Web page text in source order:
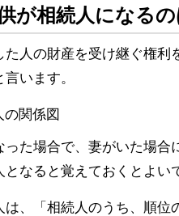
が相続人になるの
た人の財産を受け継ぐ権
います。
た場合で、妻がいた場合
なると覚えておくとよい
、「相続人のうち、順位